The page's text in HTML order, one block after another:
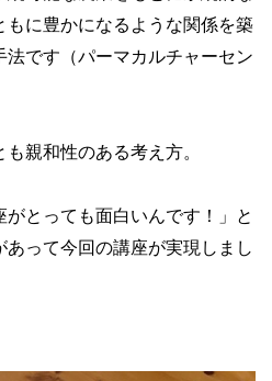
に豊かになるような関係を築
です（パーマカルチャーセン
親和性のある考え方。
とっても面白いんです！」と
って今回の講座が実現しまし